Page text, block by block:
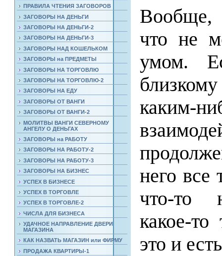
ПРАВИЛА ЧТЕНИЯ ЗАГОВОРОВ
ЗАГОВОРЫ НА ДЕНЬГИ
ЗАГОВОРЫ НА ДЕНЬГИ-2
ЗАГОВОРЫ НА ДЕНЬГИ-3
ЗАГОВОРЫ НАД КОШЕЛЬКОМ
ЗАГОВОРЫ на ПРЕДМЕТЫ
ЗАГОВОРЫ НА ТОРГОВЛЮ
ЗАГОВОРЫ НА ТОРГОВЛЮ-2
ЗАГОВОРЫ НА ЕДУ
ЗАГОВОРЫ ОТ ВАНГИ
ЗАГОВОРЫ ОТ ВАНГИ-2
МОЛИТВЫ ВАНГИ СЕВЕРНОМУ
АНГЕЛУ О ДЕНЬГАХ
ЗАГОВОРЫ на РАБОТУ
ЗАГОВОРЫ НА РАБОТУ-2
ЗАГОВОРЫ НА РАБОТУ-3
ЗАГОВОРЫ НА БИЗНЕС
УСПЕХ В БИЗНЕСЕ
УСПЕХ В ТОРГОВЛЕ
УСПЕХ В ТОРГОВЛЕ-2
ЧИСЛА ДЛЯ БИЗНЕСА
УДАЧНОЕ НАПРАВЛЕНИЕ ДВЕРИ
МАГАЗИНА
КАК НАЗВАТЬ МАГАЗИН или ФИРМУ
ПРОДАЖА КВАРТИРЫ-1
Вообще,
что не
умом.
него
что-то
какое-
это и